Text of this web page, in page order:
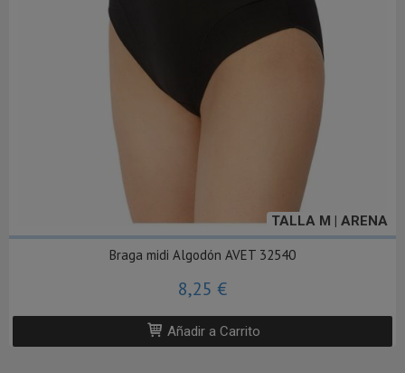
TALLA M | ARENA
Braga midi Algodón AVET 32540
8,25 €
Añadir a Carrito